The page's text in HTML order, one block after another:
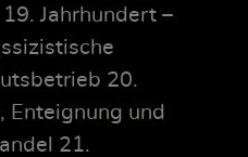
Jahrhundert –
20.
Enteignung und
21.